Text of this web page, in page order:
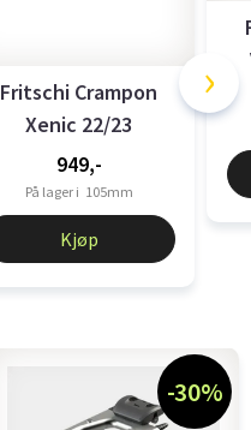
Fritschi Crampon
Xenic 22/23
949,-
På lager i 105mm
Kjøp
›
-30%